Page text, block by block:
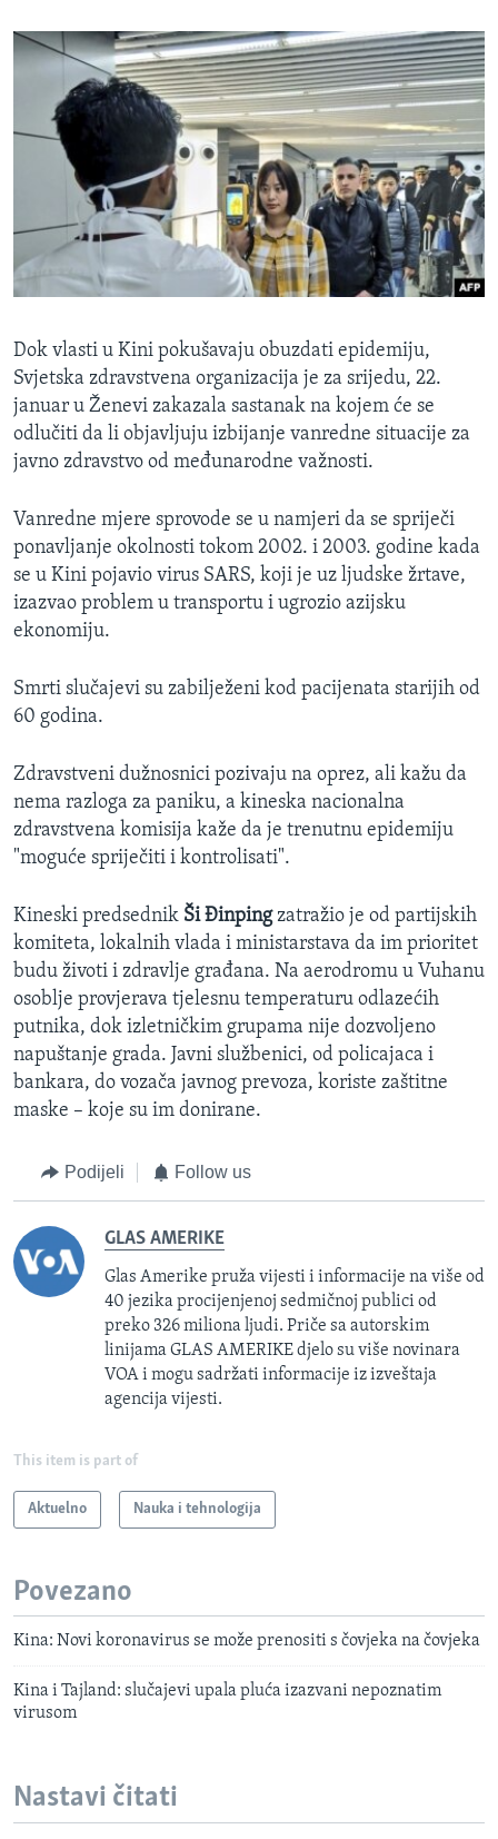
Dok vlasti u Kini pokušavaju obuzdati epidemiju,
Svjetska zdravstvena organizacija je za srijedu, 22.
januar u Ženevi zakazala sastanak na kojem će se
odlučiti da li objavljuju izbijanje vanredne situacije za
javno zdravstvo od međunarodne važnosti.
Vanredne mjere sprovode se u namjeri da se spriječi
ponavljanje okolnosti tokom 2002. i 2003. godine kada
se u Kini pojavio virus SARS, koji je uz ljudske žrtave,
izazvao problem u transportu i ugrozio azijsku
ekonomiju.
Smrti slučajevi su zabilježeni kod pacijenata starijih od
60 godina.
Zdravstveni dužnosnici pozivaju na oprez, ali kažu da
nema razloga za paniku, a kineska nacionalna
zdravstvena komisija kaže da je trenutnu epidemiju
"moguće spriječiti i kontrolisati".
Kineski predsednik Ši Đinpingzatražio je od partijskih
komiteta, lokalnih vlada i ministarstava da im prioritet
budu životi i zdravlje građana. Na aerodromu u Vuhanu
osoblje provjerava tjelesnu temperaturu odlazećih
putnika, dok izletničkim grupama nije dozvoljeno
napuštanje grada. Javni službenici, od policajaca i
bankara, do vozača javnog prevoza, koriste zaštitne
maske – koje su im donirane.
Podijeli Follow us
GLAS AMERIKE
Glas Amerike pruža vijesti i informacije na više od
40 jezika procijenjenoj sedmičnoj publici od
preko 326 miliona ljudi. Priče sa autorskim
linijama GLAS AMERIKE djelo su više novinara
VOA i mogu sadržati informacije iz izveštaja
agencija vijesti.
This item is part of
Aktuelno Nauka i tehnologija
Povezano
Kina: Novi koronavirus se može prenositi s čovjeka na čovjeka
Kina i Tajland: slučajevi upala pluća izazvani nepoznatim
virusom
Nastavi čitati